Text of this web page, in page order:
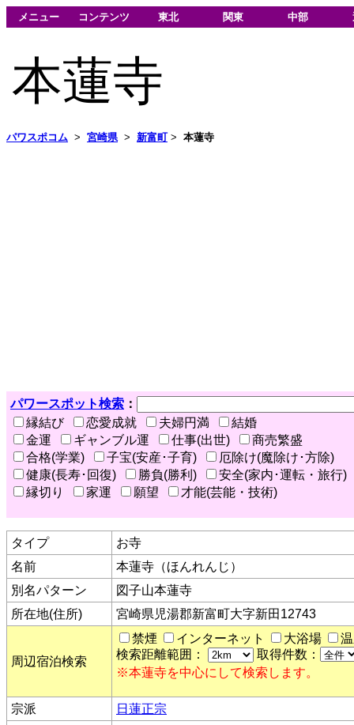
メニュー コンテンツ 東北 関東 中部
本蓮寺
パワスポコム > 宮崎県> 新富町> 本蓮寺
パワースポット検索 ：
縁結び
恋愛成就 夫婦円満
結婚
金運
ギャンブル運 仕事(出世)
商売繁盛
合格(学業)
子宝(安産･子育)
厄除け(魔除け･方除)
健康(長寿･回復)
勝負(勝利)
安全(家内･運転・旅行)
縁切り
家運 願望 才能(芸能・技術)
タイプ
お寺
名前
本蓮寺（ほんれんじ）
別名パターン
図子山本蓮寺
所在地(住所)
宮崎県児湯郡新富町大字新田12743
周辺宿泊検索
禁煙 インターネット 大浴場
検索距離範囲：
取得件数：
※本蓮寺を中心にして検索します。
宗派
日蓮正宗